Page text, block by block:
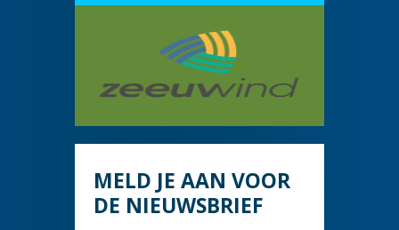
MELD JE AAN VOOR
DE NIEUWSBRIEF